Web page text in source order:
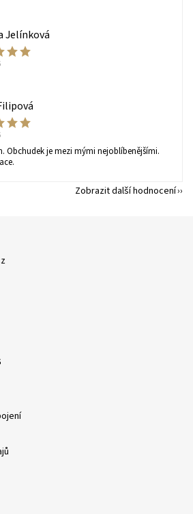
Jelínková
Obchudek je mezi mými nejoblíbenějšími.
Zobrazit další hodnocení